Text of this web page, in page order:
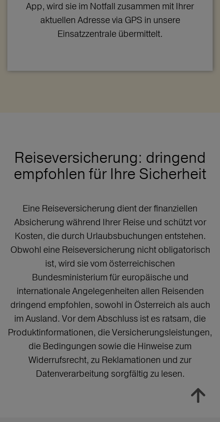
App, wird sie im Notfall zusammen mit Ihrer
aktuellen Adresse via GPS in unsere
Einsatzzentrale übermittelt.
Reiseversicherung: dringend
empfohlen für Ihre Sicherheit
Eine Reiseversicherung dient der finanziellen
Absicherung während Ihrer Reise und schützt vor
Kosten, die durch Urlaubsbuchungen entstehen.
Obwohl eine Reiseversicherung nicht obligatorisch
ist, wird sie vom österreichischen
Bundesministerium für europäische und
internationale Angelegenheiten allen Reisenden
dringend empfohlen, sowohl in Österreich als auch
im Ausland. Vor dem Abschluss ist es ratsam, die
Produktinformationen, die Versicherungsleistungen,
die Bedingungen sowie die Hinweise zum
Widerrufsrecht, zu Reklamationen und zur
Datenverarbeitung sorgfältig zu lesen.